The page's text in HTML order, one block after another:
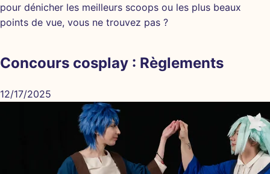
pour dénicher les meilleurs scoops ou les plus beaux
points de vue, vous ne trouvez pas ?
Concours cosplay : Règlements
12/17/2025